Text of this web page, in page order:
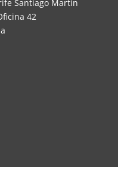
Santiago Martin
42